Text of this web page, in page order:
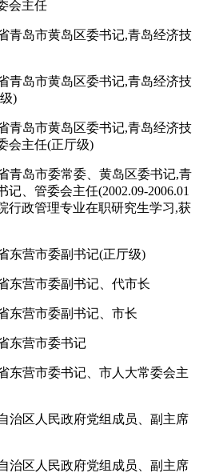
会主任
青岛市黄岛区委书记,青岛经济技
青岛市黄岛区委书记,青岛经济技
)
青岛市黄岛区委书记,青岛经济技
会主任(正厅级)
青岛市委常委、黄岛区委书记,青
、管委会主任(2002.09-2006.01
行政管理专业在职研究生学习,获
东营市委副书记(正厅级)
东营市委副书记、代市长
东营市委副书记、市长
东营市委书记
东营市委书记、市人大常委会主
治区人民政府党组成员、副主席
治区人民政府党组成员、副主席